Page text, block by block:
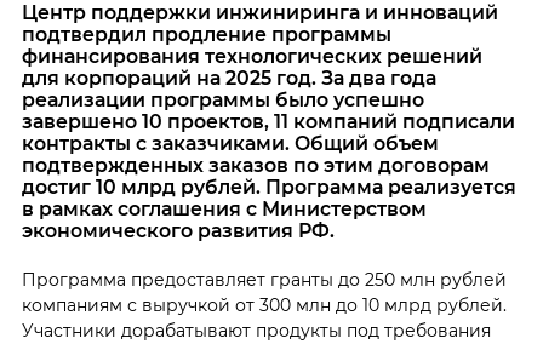
Центр поддержки инжиниринга и инноваций
подтвердил продление программы
финансирования технологических решений
для корпораций на 2025 год. За два года
реализации программы было успешно
завершено 10 проектов, 11 компаний подписали
контракты с заказчиками. Общий объем
подтвержденных заказов по этим договорам
достиг 10 млрд рублей. Программа реализуется
в рамках соглашения с Министерством
экономического развития РФ.
Программа предоставляет гранты до 250 млн рублей
компаниям с выручкой от 300 млн до 10 млрд рублей.
Участники дорабатывают продукты под требования